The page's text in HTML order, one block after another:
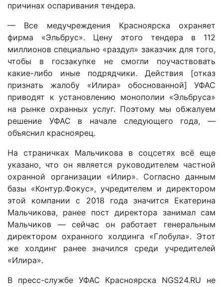
причинах оспаривания тендера.
— Все медучреждения Красноярска охраняет
фирма «Эльбрус». Цену этого тендера в 112
миллионов специально «раздул» заказчик для того,
чтобы в госзакупке не смогли поучаствовать
какие-либо иные подрядчики. Действия [отказ
признать жалобу «Илира» обоснованной] УФАС
приводят к установлению монополии «Эльбруса»
на рынке охранных услуг. Поэтому мы обжалуем
решение УФАС в начале следующего года, —
объяснил красноярец.
На страничках Мальчикова в соцсетях всё еще
указано, что он является руководителем частной
охранной организации «Илир». Согласно данным
базы «Контур.Фокус», учредителем и директором
этой компании с 2018 года значится Екатерина
Мальчикова, ранее пост директора занимал сам
Мальчиков — сейчас он работает генеральным
директором охранного холдинга «Глобула». Этот
же холдинг ранее значился среди учредителей
«Илира».
В пресс-службе УФАС Красноярска NGS24.RU не